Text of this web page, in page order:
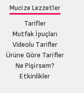
Mucize Lezzetler
Tarifler
Mutfak İpuçları
Videolu Tarifler
Ürüne Göre Tarifler
Ne Pişirsem?
Etkinlikler